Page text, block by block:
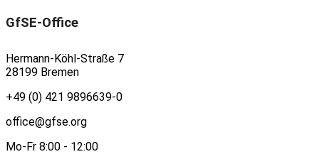
GfSE-Office
Hermann-Köhl-Straße 7
28199 Bremen
+49 (0) 421 9896639-0
office@gfse.org
Mo-Fr 8:00 - 12:00